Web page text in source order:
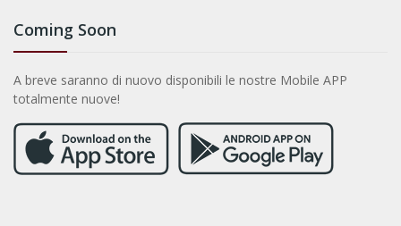
Coming Soon
A breve saranno di nuovo disponibili le nostre Mobile APP
totalmente nuove!